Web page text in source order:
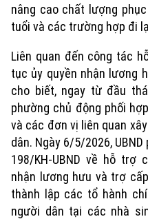
nâng cao chất lượng
tuổi và các trường hợp đi
Liên quan đến công tác
tục ủy quyền nhận lương
cho biết, ngay từ đầu
phường chủ động phối
và các đơn vị liên quan
dân. Ngày 6/5/2026,
198/KH-UBND về hỗ trợ
nhận lương hưu và trợ
thành lập các tổ hành
người dân tại các nhà